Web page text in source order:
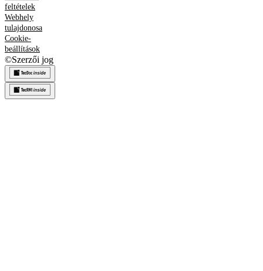
feltételek
Webhely
tulajdonosa
Cookie-
beállítások
©Szerzői jog